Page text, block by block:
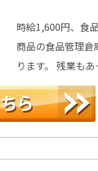
時給1,600円、食
商品の食品管理
ります。 残業もあ